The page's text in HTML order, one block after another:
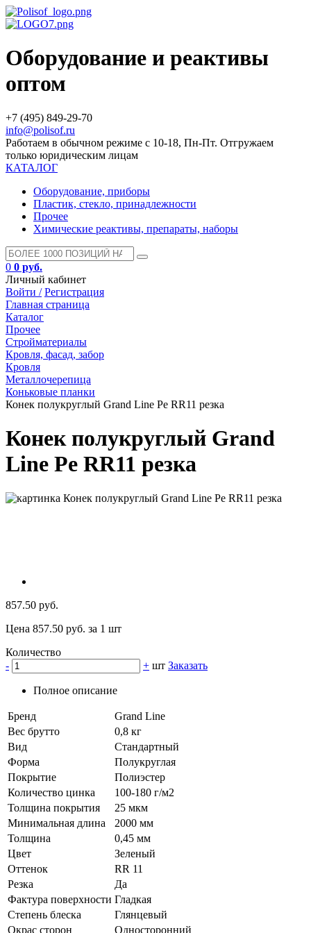
Оборудование и реактивы
оптом
+7 (495) 849-29-70
info@polisof.ru
Работаем в обычном режиме с 10-18, Пн-Пт. Отгружаем
только юридическим лицам
КАТАЛОГ
Оборудование, приборы
Пластик, стекло, принадлежности
Прочее
Химические реактивы, препараты, наборы
0 0 руб.
Личный кабинет
Войти / Регистрация
Главная страница
Каталог
Прочее
Стройматериалы
Кровля, фасад, забор
Кровля
Металлочерепица
Коньковые планки
Конек полукруглый Grand Line Pe RR11 резка
Конек полукруглый Grand
Line Pe RR11 резка
857.50 руб.
Цена 857.50 руб. за 1 шт
Количество
-
+ шт Заказать
Полное описание
Бренд
Grand Line
Вес брутто
0,8 кг
Вид
Стандартный
Форма
Полукруглая
Покрытие
Полиэстер
Количество цинка
100-180 г/м2
Толщина покрытия
25 мкм
Минимальная длина
2000 мм
Толщина
0,45 мм
Цвет
Зеленый
Оттенок
RR 11
Резка
Да
Фактура поверхности Гладкая
Степень блеска
Глянцевый
Окрас сторон
Односторонний